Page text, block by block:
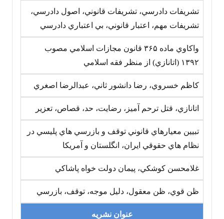
تشريفات دادرسي، تشريفات قانوني، اصول دادرسي،
تشريفات مهم، اعتبار قانوني، بي اعتباري دادرسي
واکاوي ماده ‎۳۶۵ قانون مجازات اسلامي مصوب
‎۱۳۹۲ (اتانازي) از منظر فقه اسلامي
کاظم خسروي، رضا دانشور ثاني، عبدالرضا اصغري
اتانازي، قتل ترحم آميز، رضايت، حد، قصاص، تعزير
تبيين معيارهاي قانوني توقف و بازرسي هاي پليسي در
نظام هاي حقوقي ايران، انگلستان و آمريکا
غلامحسن کوشکي، پيمان دولت خواه پاشاکي
ظن قوي، ظن معقول، دليل موجه، توقف، بازرسي
عنوان نشریه